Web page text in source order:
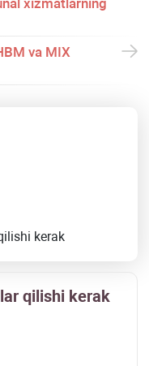
хizmatlarning
va MIX
kerak
qilishi kerak